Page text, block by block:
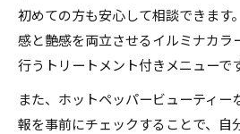
初めての方も安心して相談できます
感と艶感を両立させるイルミナカラ
行うトリートメント付きメニューです
また、ホットペッパービューティー
報を事前にチェックすることで、自